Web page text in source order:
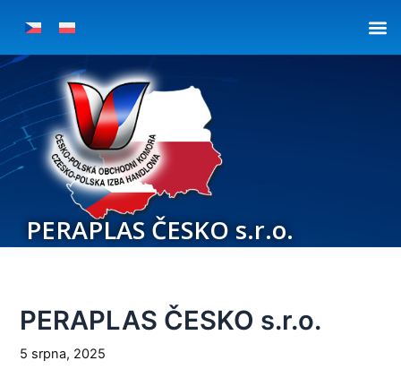
obsah
PERAPLAS ČESKO s.r.o.
PERAPLAS ČESKO s.r.o.
5 srpna, 2025
navigation